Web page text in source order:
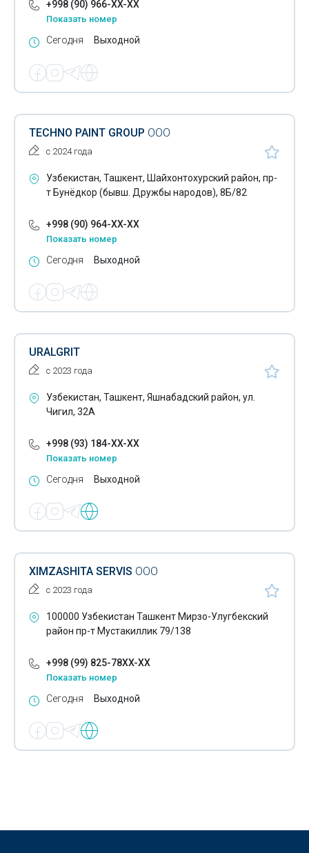
+998 (90) 966-XX-XX
Показать номер
Сегодня Выходной
TECHNO PAINT GROUP ООО
с 2024 года
Узбекистан, Ташкент, Шайхонтохурский район, пр-
т Бунёдкор (бывш. Дружбы народов), 8Б/82
+998 (90) 964-XX-XX
Показать номер
Сегодня Выходной
URALGRIT
с 2023 года
Узбекистан, Ташкент, Яшнабадский район, ул.
Чигил, 32А
+998 (93) 184-XX-XX
Показать номер
Сегодня Выходной
XIMZASHITA SERVIS ООО
с 2023 года
100000 Узбекистан Ташкент Мирзо-Улугбекский
район пр-т Мустакиллик 79/138
+998 (99) 825-78XX-XX
Показать номер
Сегодня Выходной